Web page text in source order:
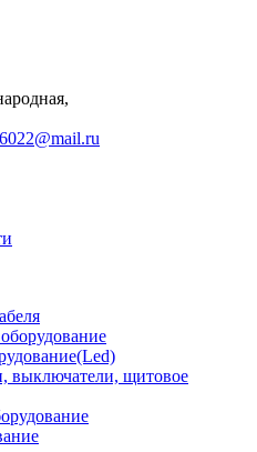
выключатели, щитовое